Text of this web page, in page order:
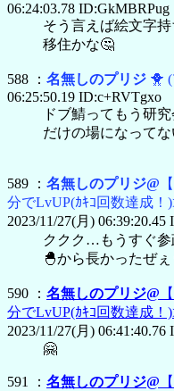
06:24:03.78 ID:GkMBRPug
そう言えば絵文字
移住かな🤔
588 ： 名無しのプリジ 🐥
06:25:50.19 ID:c+RVTgxo
ドブ鯖ってもう研
だけの場になってな
589 ： 名無しのプリジ@
分でLvUP(ｶｷｺ回数達成！
2023/11/27(月) 06:39:20.45
ククク…もうすぐ
🐣から長かったぜ
590 ： 名無しのプリジ@
分でLvUP(ｶｷｺ回数達成！
2023/11/27(月) 06:41:40.76
🤗
591 ： 名無しのプリジ@